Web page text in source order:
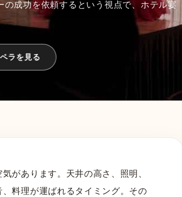
成功を依頼するという視点で、ホテル宴
ラを見る
があります。天井の高さ、照明、
料理が運ばれるタイミング。その